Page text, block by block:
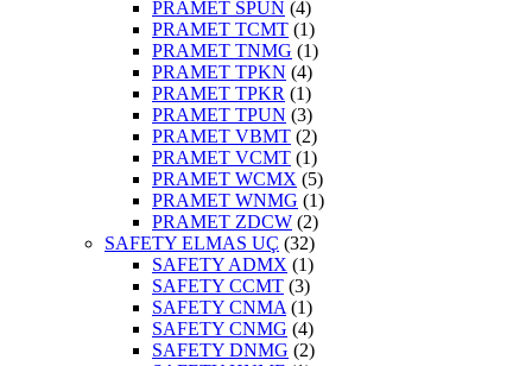
PRAMET SPUN (4)
PRAMET TCMT (1)
PRAMET TNMG (1)
PRAMET TPKN (4)
PRAMET TPKR (1)
PRAMET TPUN (3)
PRAMET VBMT (2)
PRAMET VCMT (1)
PRAMET WCMX (5)
PRAMET WNMG (1)
PRAMET ZDCW (2)
SAFETY ELMAS UÇ (32)
SAFETY ADMX (1)
SAFETY CCMT (3)
SAFETY CNMA (1)
SAFETY CNMG (4)
SAFETY DNMG (2)